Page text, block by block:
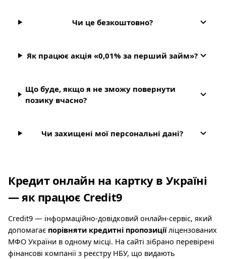
Чи це безкоштовно?
Як працює акція «0,01% за перший займ»?
Що буде, якщо я не зможу повернути
позику вчасно?
Чи захищені мої персональні дані?
Кредит онлайн на картку в Україні
— як працює Credit9
Credit9 — інформаційно-довідковий онлайн-сервіс, який
допомагає порівняти кредитні пропозиціїліцензованих
МФО України в одному місці. На сайті зібрано перевірені
фінансові компанії з реєстру НБУ, що видають